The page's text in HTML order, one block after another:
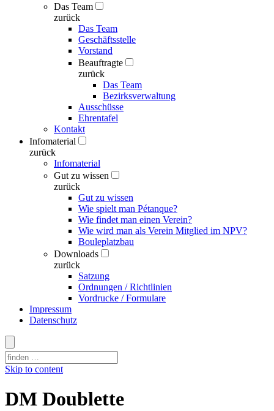
Das Team
zurück
Das Team
Geschäftsstelle
Vorstand
Beauftragte
zurück
Das Team
Bezirksverwaltung
Ausschüsse
Ehrentafel
Kontakt
Infomaterial
zurück
Infomaterial
Gut zu wissen
zurück
Gut zu wissen
Wie spielt man Pétanque?
Wie findet man einen Verein?
Wie wird man als Verein Mitglied im NPV?
Bouleplatzbau
Downloads
zurück
Satzung
Ordnungen / Richtlinien
Vordrucke / Formulare
Impressum
Datenschutz
Skip to content
DM Doublette